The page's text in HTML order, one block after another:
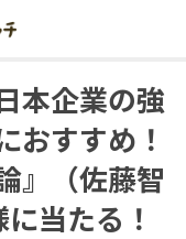
本企業の強
おすすめ！
』（佐藤智
当たる！